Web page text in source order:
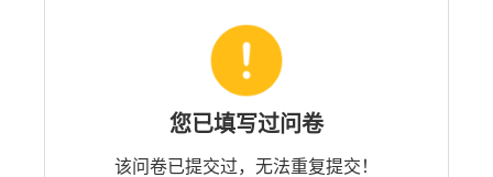
您已填写过问卷
该问卷已提交过，无法重复提交！